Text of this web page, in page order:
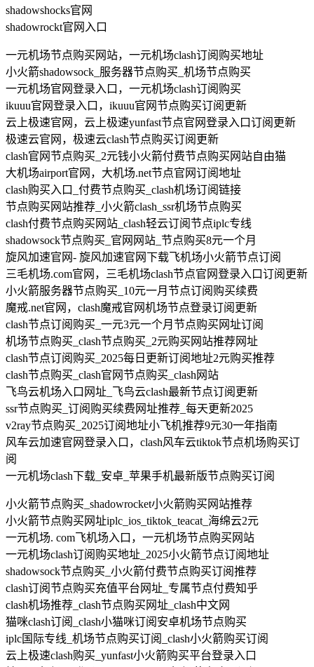
shadowshocks官网
shadowrockt官网入口
一元机场节点购买网站，一元机场clash订阅购买地址
小火箭shadowsock_服务器节点购买_机场节点购买
一元机场官网登录入口，一元机场clash订阅购买
ikuuu官网登录入口，ikuuu官网节点购买订阅更新
云上极速官网，云上极速yunfast节点官网登录入口订阅更新
极速云官网，极速云clash节点购买订阅更新
clash官网节点购买_2元钱小火箭付费节点购买网站自由猫
大机场airport官网，大机场.net节点官网订阅地址
clash购买入口_付费节点购买_clash机场订阅链接
节点购买网站推荐_小火箭clash_ssr机场节点购买
clash付费节点购买网站_clash轻云订阅节点iplc专线
shadowsock节点购买_官网网站_节点购买8元一个月
旋风加速官网- 旋风加速官网下载飞机场小火箭节点订阅
三毛机场.com官网，三毛机场clash节点官网登录入口订阅更新
小火箭服务器节点购买_10元一月节点订阅购买续费
魔戒.net官网，clash魔戒官网机场节点登录订阅更新
clash节点订阅购买_一元3元一个月节点购买网址订阅
机场节点购买_clash节点购买_2元购买网站推荐网址
clash节点订阅购买_2025每日更新订阅地址2元购买推荐
clash节点购买_clash官网节点购买_clash网站
飞鸟云机场入口网址_飞鸟云clash最新节点订阅更新
ssr节点购买_订阅购买续费网址推荐_每天更新2025
v2ray节点购买_2025订阅地址小飞机推荐9元30一年指南
风车云加速官网登录入口，clash风车云tiktok节点机场购买订
阅
一元机场clash下载_安卓_苹果手机最新版节点购买订阅
小火箭节点购买_shadowrocket小火箭购买网站推荐
小火箭节点购买网址iplc_ios_tiktok_teacat_海绵云2元
一元机场. com飞机场入口，一元机场节点购买网站
一元机场clash订阅购买地址_2025小火箭节点订阅地址
shadowsock节点购买_小火箭付费节点购买订阅推荐
clash订阅节点购买充值平台网址_专属节点付费知乎
clash机场推荐_clash节点购买网址_clash中文网
猫咪clash订阅_clash小猫咪订阅安卓机场节点购买
iplc国际专线_机场节点购买订阅_clash小火箭购买订阅
云上极速clash购买_yunfast小火箭购买平台登录入口